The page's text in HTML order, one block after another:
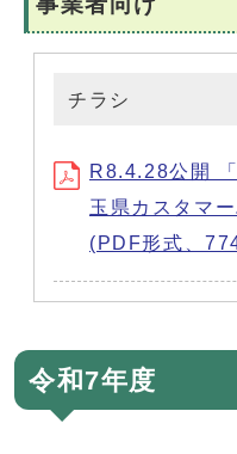
チラシ
R8.4.28公開
玉県カスタマ
(PDF形式、
令和7年度